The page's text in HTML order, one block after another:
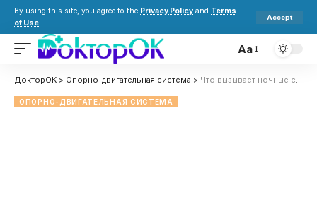
By using this site, you agree to the Privacy Policy and Terms
of Use.
Accept
Aa
ДокторОК > Опорно-двигательная система > Что вызывает ночные судороги в ногах: причины, как лечить и предотвратить
ОПОРНО-ДВИГАТЕЛЬНАЯ СИСТЕМА